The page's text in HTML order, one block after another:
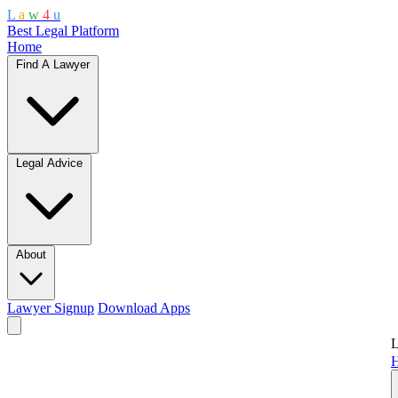
L a w 4 u
Best Legal Platform
Home
Find A Lawyer
Legal Advice
About
Lawyer Signup Download Apps